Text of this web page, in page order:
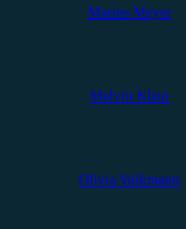
Marius Meyer
Melvin Klein
Olivia Volkmann